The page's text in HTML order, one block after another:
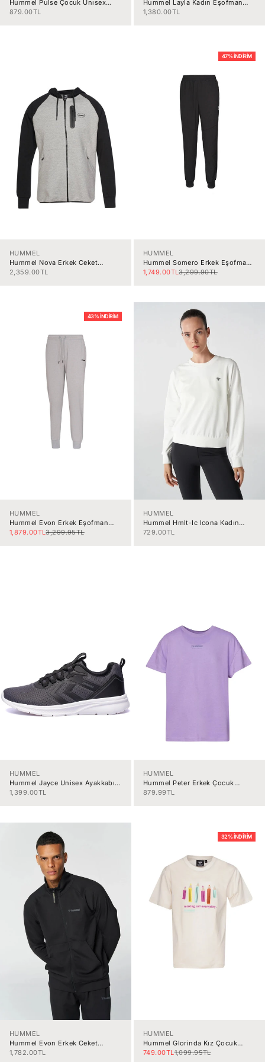
Hummel Pulse Çocuk Unısex
Sweat 922380-2001
İndirimli fiyat
879.00TL
Hummel Layla Kadın Eşofman
Altı 931841-2001
İndirimli fiyat
1,380.00TL
HUMMEL
Hummel Nova Erkek Ceket
980343-2393
İndirimli fiyat
2,359.00TL
47% İNDIRIM
HUMMEL
Hummel Somero Erkek Eşofman
Altı 932461-2001
İndirimli fiyat
1,749.00TLNormal fiyat
3,299.90TL
43% İNDIRIM
HUMMEL
Hummel Evon Erkek Eşofman
Altı 931716-2521
İndirimli fiyat
1,879.00TLNormal fiyat
3,299.95TL
HUMMEL
Hummel Hmlt-Ic Icona Kadın
Ceket 921838-9003
İndirimli fiyat
729.00TL
HUMMEL
Hummel Jayce Unisex Ayakkabı
900724-2267
İndirimli fiyat
1,399.00TL
HUMMEL
Hummel Peter Erkek Çocuk
Tişört 912152-3848
İndirimli fiyat
879.99TL
HUMMEL
Hummel Evon Erkek Ceket
921678-2001
İndirimli fiyat
1,782.00TL
32% İNDIRIM
HUMMEL
Hummel Glorinda Kız Çocuk
Tişört 912309-9157
İndirimli fiyat
749.00TLNormal fiyat
1,099.95TL